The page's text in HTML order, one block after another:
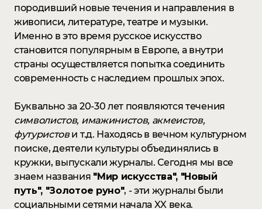
породивший новые течения и направления в
живописи, литературе, театре и музыки.
Именно в это время русское искусство
становится популярным в Европе, а внутри
страны осуществляется попытка соединить
современность с наследием прошлых эпох.
Буквально за 20-30 лет появляются течения
символистов, имажинистов, акмеистов,
футуристови т.д. Находясь в вечном культурном
поиске, деятели культуры объединялись в
кружки, выпускали журналы. Сегодня мы все
знаем названия "Мир искусства", "Новый
путь", "Золотое руно", - эти журналы были
социальными сетями начала XX века.